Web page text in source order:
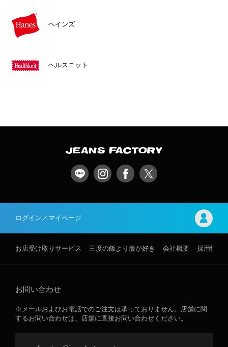
ヘインズ
ヘルスニット
ログイン／マイページ
お店受け取りサービス 三度の飯より服が好き 会社概要 採用情報
お問い合わせ
※メールおよびお電話でのご注文は承っておりません。店舗に関
するお問い合わせは、店舗に直接お問い合わせください。